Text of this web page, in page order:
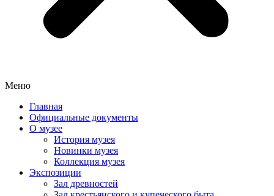
Меню
Главная
Официальные документы
О музее
История музея
Новинки музея
Коллекция музея
Экспозиции
Зал древностей